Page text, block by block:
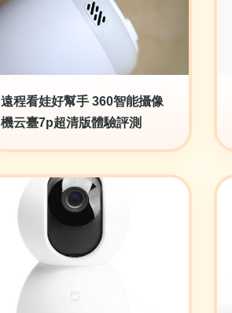
遠程看娃好幫手 360智能攝像
機云臺7p超清版體驗評測